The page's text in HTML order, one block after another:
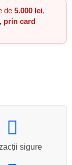
de 5.000 lei,
prin card
sigure